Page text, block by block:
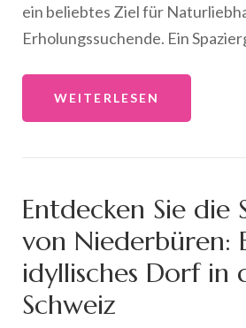
ein beliebtes Ziel für
Erholungssuchende. Ein
WEITERLESEN
Entdecken Sie die
von Niederbüren:
idyllisches Dorf in
Schweiz